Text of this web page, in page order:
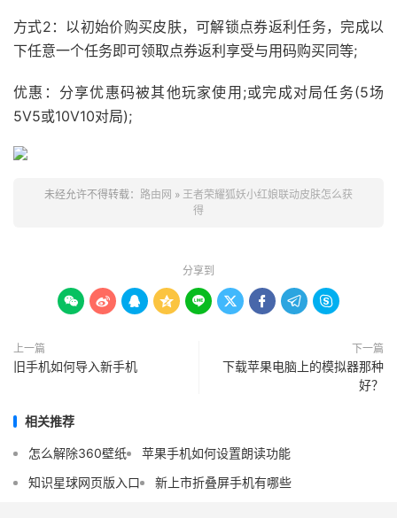
方式2：以初始价购买皮肤，可解锁点券返利任务，完成以
下任意一个任务即可领取点券返利享受与用码购买同等;
优惠：分享优惠码被其他玩家使用;或完成对局任务(5场
5V5或10V10对局);
未经允许不得转载： 路由网 » 王者荣耀狐妖小红娘联动皮肤怎么获
得
分享到
        
上一篇
旧手机如何导入新手机
下一篇
下载苹果电脑上的模拟器那种
好？
相关推荐
怎么解除360壁纸
苹果手机如何设置朗读功能
知识星球网页版入口
新上市折叠屏手机有哪些